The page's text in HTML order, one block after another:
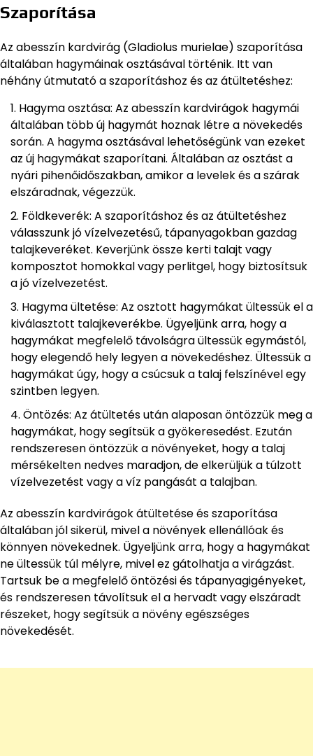
Szaporítása
Az abesszín kardvirág (Gladiolus murielae) szaporítása
általában hagymáinak osztásával történik. Itt van
néhány útmutató a szaporításhoz és az átültetéshez:
Hagyma osztása: Az abesszín kardvirágok hagymái
általában több új hagymát hoznak létre a növekedés
során. A hagyma osztásával lehetőségünk van ezeket
az új hagymákat szaporítani. Általában az osztást a
nyári pihenőidőszakban, amikor a levelek és a szárak
elszáradnak, végezzük.
Földkeverék: A szaporításhoz és az átültetéshez
válasszunk jó vízelvezetésű, tápanyagokban gazdag
talajkeveréket. Keverjünk össze kerti talajt vagy
komposztot homokkal vagy perlitgel, hogy biztosítsuk
a jó vízelvezetést.
Hagyma ültetése: Az osztott hagymákat ültessük el a
kiválasztott talajkeverékbe. Ügyeljünk arra, hogy a
hagymákat megfelelő távolságra ültessük egymástól,
hogy elegendő hely legyen a növekedéshez. Ültessük a
hagymákat úgy, hogy a csúcsuk a talaj felszínével egy
szintben legyen.
Öntözés: Az átültetés után alaposan öntözzük meg a
hagymákat, hogy segítsük a gyökeresedést. Ezután
rendszeresen öntözzük a növényeket, hogy a talaj
mérsékelten nedves maradjon, de elkerüljük a túlzott
vízelvezetést vagy a víz pangását a talajban.
Az abesszín kardvirágok átültetése és szaporítása
általában jól sikerül, mivel a növények ellenállóak és
könnyen növekednek. Ügyeljünk arra, hogy a hagymákat
ne ültessük túl mélyre, mivel ez gátolhatja a virágzást.
Tartsuk be a megfelelő öntözési és tápanyagigényeket,
és rendszeresen távolítsuk el a hervadt vagy elszáradt
részeket, hogy segítsük a növény egészséges
növekedését.